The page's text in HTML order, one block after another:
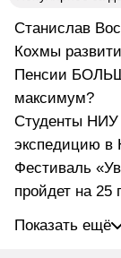
Станислав
Кохмы
Пенсии
максимум?
Студенты
экспедицию в
Фестиваль
пройдет на 25
Показать ещё